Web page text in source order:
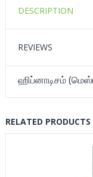
DESCRIPTION
REVIEWS
ஹிப்னாடிசம்
RELATED PRODUCTS